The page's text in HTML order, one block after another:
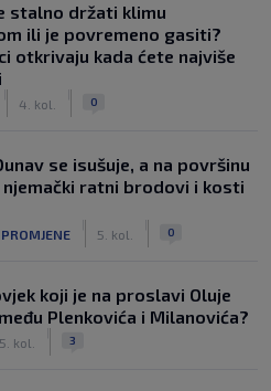
stalno držati klimu
ili je povremeno gasiti?
otkrivaju kada ćete najviše
4. kol. 0
se isušuje, a na površinu
njemački ratni brodovi i kosti
5. kol. 0
koji je na proslavi Oluje
Plenkovića i Milanovića?
5. kol. 3